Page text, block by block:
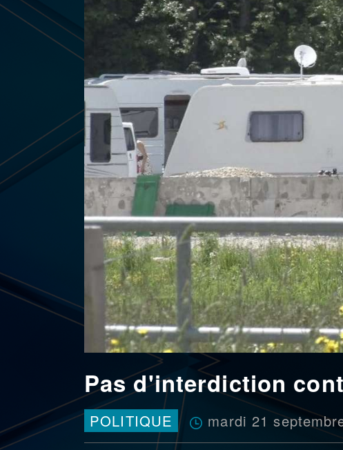
Pas d'interdiction
POLITIQUE mardi 21